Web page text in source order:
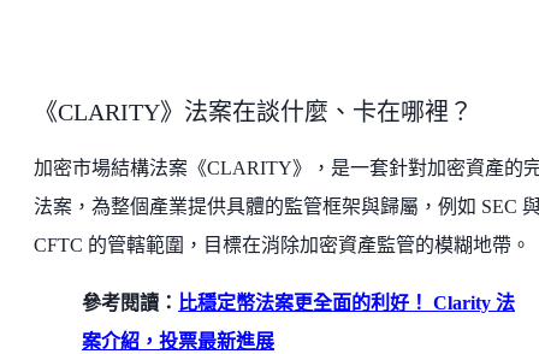
《CLARITY》法案在談什麼、卡在哪裡？
加密市場結構法案《CLARITY》，是一套針對加密資產的
法案，為整個產業提供具體的監管框架與歸屬，例如 SEC
CFTC 的管轄範圍，目標在消除加密資產監管的模糊地帶。
參考閱讀： 比穩定幣法案更全面的利好！ Clarity 法
案介紹，投票最新進展